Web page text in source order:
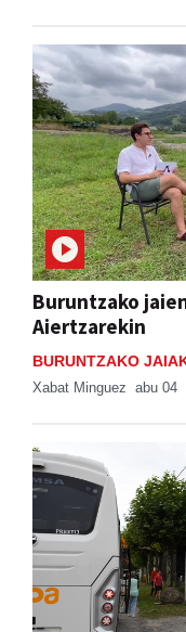
Buruntzako
Aiertzarekin
BURUNTZAKO
Xabat Minguez abu 04